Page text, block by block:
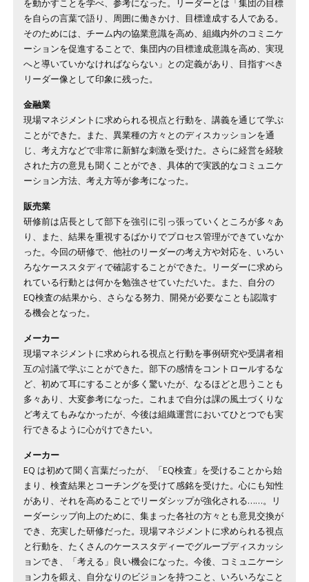
を動かすことを学べ、参考になった。リーダーとは「集団の目標
を自らの言葉で語り、周囲に働きかけ、目標達成する人である。
そのためには、チーム内の協業意識を高め、組織内外のコミニケ
ーションを促進することで、集団内の目標達成意識を高め、実現
へと導いていかなければならない」との定義があり、目指すべき
リーダー像として印象に残った。
金融業
現場マネジメントに求められる視点と行動を、講義を通じて学ぶ
ことができた。また、異業種の方々とのディスカッションを通
じ、考え方などで非常に新鮮な刺激を受けた。さらに経営を経験
された方の意見も聞くことができ、具体的で実践的なコミュニケ
ーション方法、考え方等が参考になった。
販売業
研修前は店長として部下を強引に引っ張っていくところが多々あ
り、また、結果を重視するばかりでプロセス管理ができていなか
った。今回の研修で、他社のリーダーの考え方や対応を、いろい
ろなケーススタディで確認することができた。リーダーに求めら
れている行動とは何かを勉強させていただいた。また、自分の
EQ検査の結果から、さらなる努力、開発が必要なことも認識す
る機会となった。
メーカー
現場マネジメントに求められる視点と行動を事例研究や受講者相
互の討議で学ぶことができた。部下の感情をコントロールするな
ど、初めて耳にすることが多く驚いたが、なるほどと思うことも
多々あり、大変参考になった。これまで自分は課の風土づくりな
ど考えてもみなかったが、今後は組織運営においてひとつでも実
行できるように心がけできたい。
メーカー
EQ は初めて聞く言葉だったが、「EQ検査」を受けることから始
まり、検査結果とコーチングを受けて感銘を受けた。心にも知性
があり、それを高めることでリーダシップが強化される……。リ
ーダーシップ向上のために、集まった各社の方々とも意見交換が
でき、充実した研修だった。現場マネジメントに求められる視点
と行動を、たくさんのケーススタディーでグループディスカッシ
ョンでき、「考える」良い機会になった。今後、コミュニケーシ
ョン力を鍛え、自分なりのビジョンを持つこと、いろいろなこと